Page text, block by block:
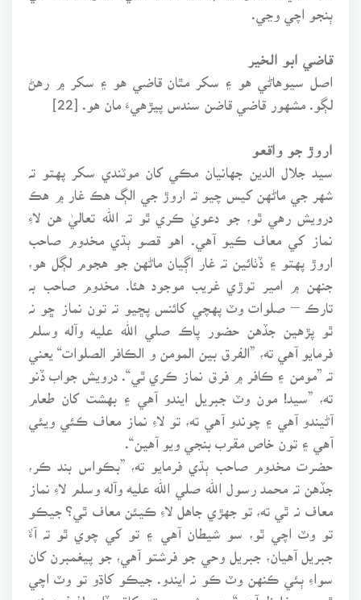
ٻنجو اچي وڃي.
قاضي ابو الخير
اصل سيوهاڻي هو ۽ سکر مٿان قاضي هو ۽ سکر ۾ رهڻ
لڳو. مشهور قاضي قاضن سندس پيڙهيءَ مان هو. [22]
اروڙ جو واقعو
سيد جلال الدين جهانيان مڪي کان موٽندي سکر پهتو تہ
شهر جي ماڻهن کيس چيو تہ اروڙ جي الڳ هڪ غار ۾ هڪ
درويش رهي ٿو، جو دعويٰ ڪري ٿو تہ الله تعاليٰ هن لاءِ
نماز کي معاف ڪيو آهي. اهو قصو ٻڌي مخدوم صاحب
اروڙ پهتو ۽ ڏٺائين تہ غار اڳيان ماڻهن جو هجوم لڳل هو،
جنهن ۾ امير توڙي غريب موجود هئا. مخدوم صاحب بہ
تارڪ – صلوات وٽ پهچي کائنس پڇيو تہ تون نماز ڇو نہ
ٿو پڙهين جڏهن حضور پاڪ صلي الله عليه وآله وسلم
فرمايو آهي ته، ”الفرق بين المومن و الڪافر الصلوات“ يعني
تہ ”مومن ۽ ڪافر ۾ فرق نماز ڪري ٿي“. درويش جواب ڏنو
ته، ”سيد! مون وٽ جبريل ايندو آهي ۽ بهشت کان طعام
آڻيندو آهي ۽ چوندو آهي ته، تو لاءِ نماز معاف ڪئي ويئي
آهي ۽ تون خاص مقرب بنجي ويو آهين“.
حضرت مخدوم صاحب ٻڌي فرمايو ته، ”بڪواس بند ڪر،
جڏهن تہ محمد رسول الله صلي الله عليه وآله وسلم لاءِ نماز
معاف نہ ٿي ته، تو جهڙي جاهل لاءِ ڪيئن معاف ٿي؟ جيڪو
تو وٽ اچي ٿو، سو شيطان آهي ۽ تو کي چوي ٿو تہ آءٌ
جبريل آهيان، جبريل وحي جو فرشتو آهي، جو پيغمبرن کان
سواءِ ٻئي ڪنهن وٽ ڪو نہ ايندو. جيڪو کاڌو تو وٽ اچي
ٿو، سو غليظ آهي“. درويش چيو ته، کاڌو ڏاڍو لذيذ هوندو